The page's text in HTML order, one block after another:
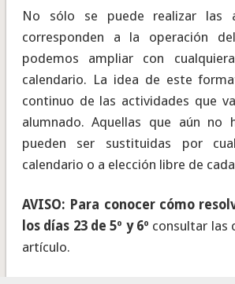
No sólo se puede realizar las
corresponden a la operación
podemos ampliar con
calendario. La idea de este
continuo de las actividades que
alumnado. Aquellas que aún no
pueden ser sustituidas por
calendario o a elección libre de
AVISO: Para conocer cómo
los días 23 de 5º y 6º consultar las
artículo.